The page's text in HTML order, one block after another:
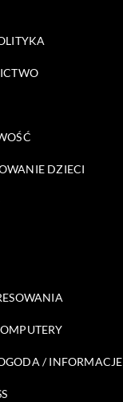
DZIECI
/ INFORMACJE